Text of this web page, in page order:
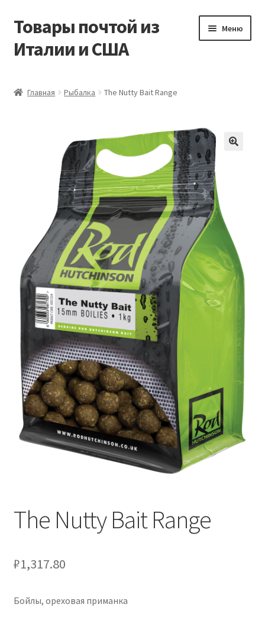
Перейти
навигации
Перейти
содержимому
Товары почтой из
Италии и США
Меню
Мой аккаунт
Оформление заказа
Главная Рыбалка The Nutty Bait Range
The Nutty Bait Range
₽1,317.80
Бойлы, ореховая приманка